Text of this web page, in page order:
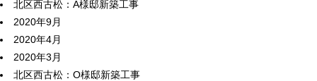
北区西古松：A様邸新築工事
2020年9月
2020年4月
2020年3月
北区西古松：O様邸新築工事